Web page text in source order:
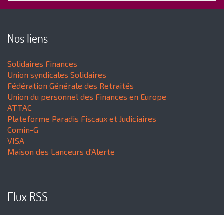
Nos liens
Solidaires Finances
Union syndicales Solidaires
Fédération Générale des Retraités
Union du personnel des Finances en Europe
ATTAC
Plateforme Paradis Fiscaux et Judiciaires
Comin-G
VISA
Maison des Lanceurs d'Alerte
Flux RSS